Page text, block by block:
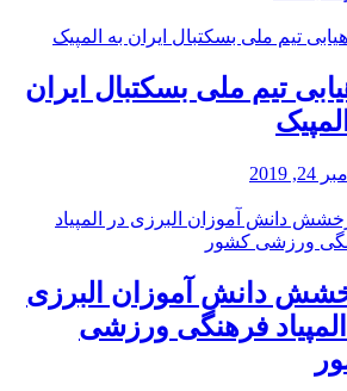
تیم ملی بسکتبال ایران
2019
دانش آموزان البرزی
فرهنگی ورزشی